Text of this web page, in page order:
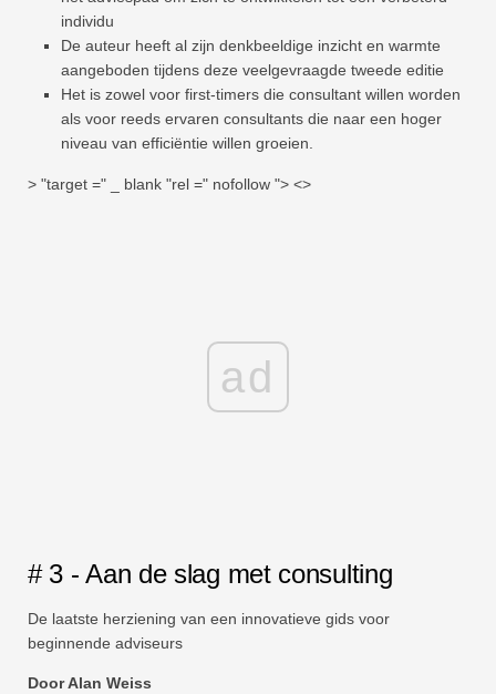
individu
De auteur heeft al zijn denkbeeldige inzicht en warmte
aangeboden tijdens deze veelgevraagde tweede editie
Het is zowel voor first-timers die consultant willen worden
als voor reeds ervaren consultants die naar een hoger
niveau van efficiëntie willen groeien.
> "target =" _ blank "rel =" nofollow "> <>
ad
# 3 - Aan de slag met consulting
De laatste herziening van een innovatieve gids voor
beginnende adviseurs
Door Alan Weiss